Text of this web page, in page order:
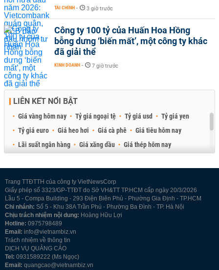
TÀI CHÍNH - 3 giờ trước
Công ty 100 tỷ của Huấn Hoa Hồng
bỗng dưng ‘biến mất’, một công ty khác
đã giải thể
KINH DOANH - 7 giờ trước
LIÊN KẾT NỔI BẬT
Giá vàng hôm nay Tỷ giá ngoại tệ Tỷ giá usd
Tỷ giá yen
Tỷ giá euro
Giá heo hơi Giá cà phê
Giá tiêu hôm nay
Lãi suất ngân hàng
Giá xăng dầu
Giá thép hôm nay
Trang TTĐTTH của công ty VietNewsCorp
Giấy phép số 3323/GP-TTĐT do Sở VH&TT TP.HCM cấp ngày 20/3/2026
Lầu 5 - Compa Building - 293 Điện Biên Phủ - Phường Gia Định - TP.HCM
Chi nhánh: Số 5 - Khu 38A Trần Phú - Phường Ba Đình - TP. Hà Nội
Chịu trách nhiệm nội dung: Hoàng Hữu Lợi
Hotline: 0975798489
Email: info@vietnambiz.vn
Trách nhiệm về thông tin
DỊCH VỤ QUẢNG CÁO
Tel: 0931589222 (Ms Ngọc)
Email: quangcao@vietnambiz.vn